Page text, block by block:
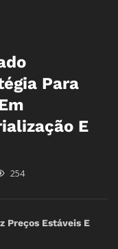
Para
E
254
Preços Estáveis E